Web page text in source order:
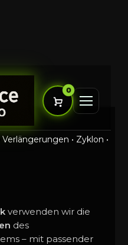
0
im
• Zyklon •
verwenden wir die
des
– mit passender